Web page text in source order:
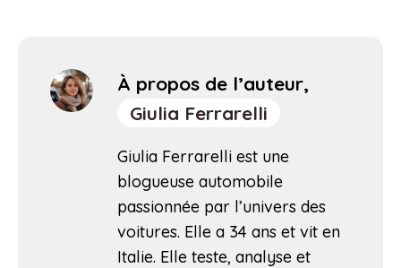
À propos de l’auteur,
Giulia Ferrarelli
Giulia Ferrarelli est une
blogueuse automobile
passionnée par l’univers des
voitures. Elle a 34 ans et vit en
Italie. Elle teste, analyse et